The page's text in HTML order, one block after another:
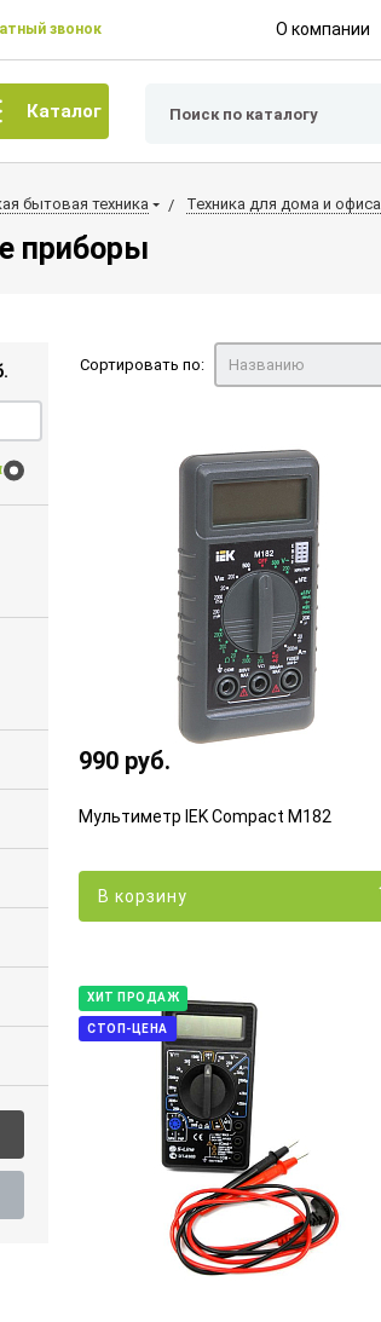
звонок О компании
Каталог
бытовая техника Техника для дома и офиса
приборы
Сортировать по: Названию
990 руб.
Мультиметр IEK Compact M182
В корзину
ХИТ ПРОДАЖ
СТОП-ЦЕНА